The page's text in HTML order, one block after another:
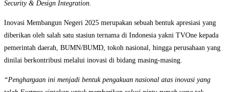
Security & Design Integration.
Inovasi Membangun Negeri 2025 merupakan sebuah bentuk apresiasi yang
diberikan oleh salah satu stasiun ternama di Indonesia yakni TVOne kepada
pemerintah daerah, BUMN/BUMD, tokoh nasional, hingga perusahaan yang
dinilai berkontribusi melalui inovasi di bidang masing-masing.
“Penghargaan ini menjadi bentuk pengakuan nasional atas inovasi yang